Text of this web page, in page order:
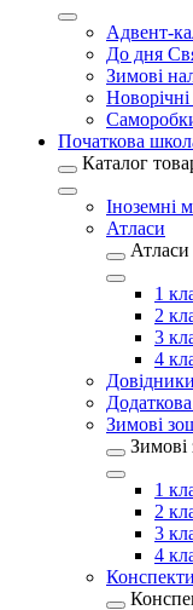
Адвент-
До дня
Зимові
Початкова
Каталог
Іноземні
Атласи
Атласи
1
2
3
4
Довідники
Зимові
1
2
3
4